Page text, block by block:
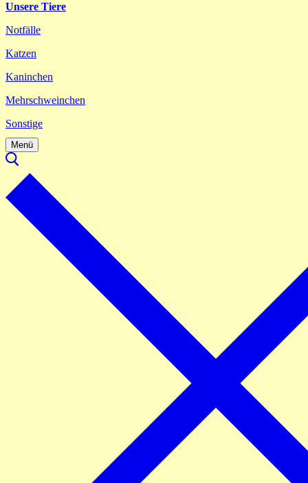
Unsere Tiere
Notfälle
Katzen
Kaninchen
Mehrschweinchen
Sonstige
Menü